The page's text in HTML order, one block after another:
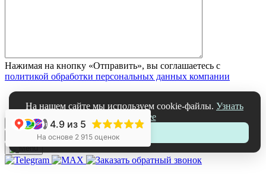
На нашем сайте мы используем cookie-файлы. Узнать
подробнее
Нажимая на кнопку «Отправить», вы соглашаетесь с
политикой обработки персональных данных компании
ЗАКРЫТЬ
+1 4.9 из 5
На основе 2 915 оценок